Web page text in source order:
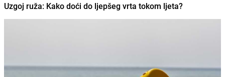
Uzgoj ruža: Kako doći do ljepšeg vrta tokom ljeta?